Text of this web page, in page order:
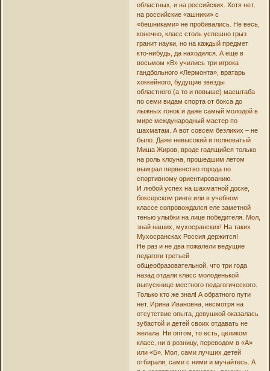
областных, и на российских. Хотя нет,
на российские «ашники» с
«бешниками» не пробивались. Не весь,
конечно, класс столь успешно грыз
гранит науки, но на каждый предмет
кто-нибудь, да находился. А еще в
восьмом «В» учились три игрока
гандбольного «Лермонта», вратарь
хоккейного, будущие звезды
областного (а то и повыше) масштаба
по семи видам спорта от бокса до
лыжных гонок и даже самый молодой в
мире международный мастер по
шахматам. А вот совсем безликих – не
было. Даже невысокий и полноватый
Миша Жиров, вроде годящийся только
на роль клоуна, прошедшим летом
выиграл первенство города по
спортивному ориентированию.
И любой успех на шахматной доске,
боксерском ринге или в учебном
классе сопровождался еле заметной
тенью улыбки на лице победителя. Мол,
знай наших, мухосранских! На таких
Мухосрансках Россия держится!
Не раз и не два пожалели ведущие
педагоги третьей
общеобразовательной, что три года
назад отдали класс молоденькой
выпускнице местного педагогического.
Только кто же знал! А обратного пути
нет. Ирина Ивановна, несмотря на
отсутствие опыта, девушкой оказалась
зубастой и детей своих отдавать не
желала. Ни оптом, то есть, целиком
класс, ни в розницу, переводом в «А»
или «Б». Мол, сами лучших детей
отбирали, сами с ними и мучайтесь. А